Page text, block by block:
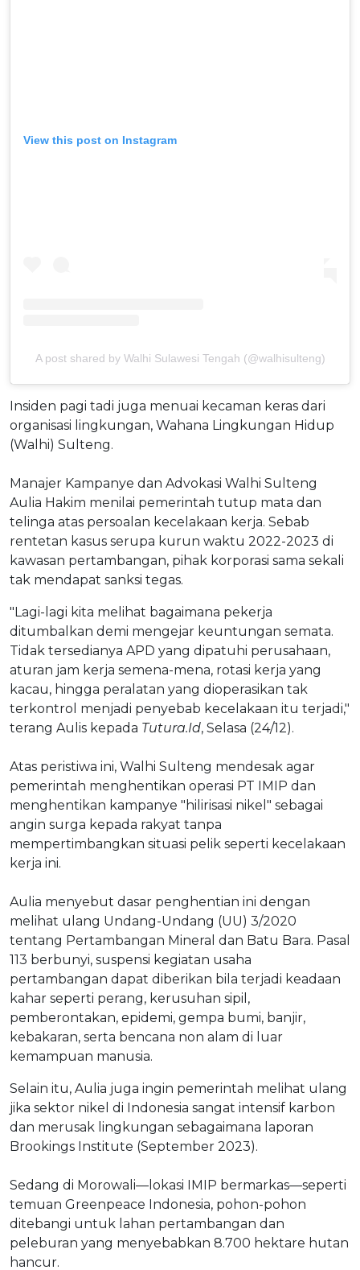
View this post on Instagram
A post shared by Walhi Sulawesi Tengah (@walhisulteng)
Insiden pagi tadi juga menuai kecaman keras dari
organisasi lingkungan, Wahana Lingkungan Hidup
(Walhi) Sulteng.
Manajer Kampanye dan Advokasi Walhi Sulteng
Aulia Hakim menilai pemerintah tutup mata dan
telinga atas persoalan kecelakaan kerja. Sebab
rentetan kasus serupa kurun waktu 2022-2023 di
kawasan pertambangan, pihak korporasi sama sekali
tak mendapat sanksi tegas.
"Lagi-lagi kita melihat bagaimana pekerja
ditumbalkan demi mengejar keuntungan semata.
Tidak tersedianya APD yang dipatuhi perusahaan,
aturan jam kerja semena-mena, rotasi kerja yang
kacau, hingga peralatan yang dioperasikan tak
terkontrol menjadi penyebab kecelakaan itu terjadi,"
terang Aulis kepada Tutura.Id, Selasa (24/12).
Atas peristiwa ini, Walhi Sulteng mendesak agar
pemerintah menghentikan operasi PT IMIP dan
menghentikan kampanye "hilirisasi nikel" sebagai
angin surga kepada rakyat tanpa
mempertimbangkan situasi pelik seperti kecelakaan
kerja ini.
Aulia menyebut dasar penghentian ini dengan
melihat ulang Undang-Undang (UU) 3/2020
tentang Pertambangan Mineral dan Batu Bara. Pasal
113 berbunyi, suspensi kegiatan usaha
pertambangan dapat diberikan bila terjadi keadaan
kahar seperti perang, kerusuhan sipil,
pemberontakan, epidemi, gempa bumi, banjir,
kebakaran, serta bencana non alam di luar
kemampuan manusia.
Selain itu, Aulia juga ingin pemerintah melihat ulang
jika sektor nikel di Indonesia sangat intensif karbon
dan merusak lingkungan sebagaimana laporan
Brookings Institute (September 2023).
Sedang di Morowali—lokasi IMIP bermarkas—seperti
temuan Greenpeace Indonesia, pohon-pohon
ditebangi untuk lahan pertambangan dan
peleburan yang menyebabkan 8.700 hektare hutan
hancur.